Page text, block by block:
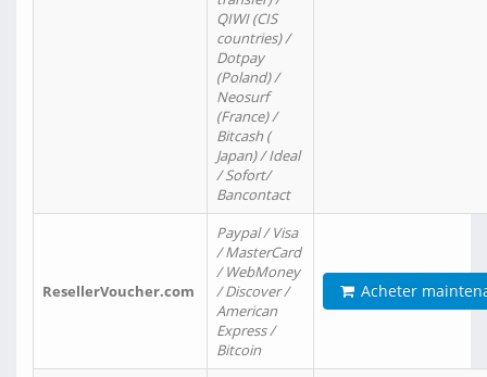
QIWI (CIS
countries) /
Dotpay
(Poland) /
Neosurf
(France) /
Bitcash (
Japan) / Ideal
/ Sofort/
Bancontact
ResellerVoucher.com
Paypal / Visa
/ MasterCard
/ WebMoney
/ Discover /
American
Express /
Bitcoin
Acheter